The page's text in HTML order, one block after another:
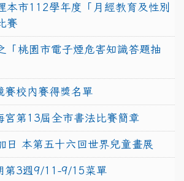
本市112學年度「月經教育及性別
賽
「桃園市電子煙危害知識答題抽
賽校內賽得獎名單
宮第13屆全市書法比賽簡章
日 本第五十六回世界兒童畫展
第3週9/11-9/15菜單